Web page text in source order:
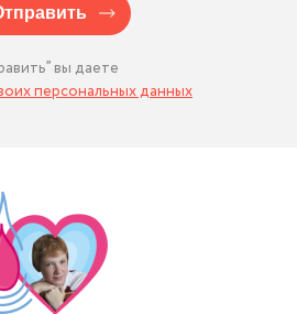
вы даете
персональных данных